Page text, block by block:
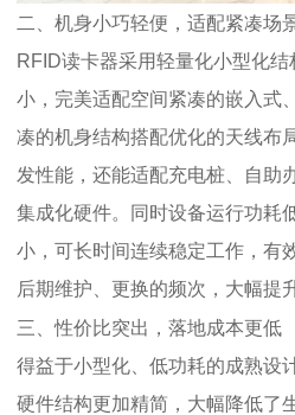
二、机身小巧轻便，适配紧凑场
RFID读卡器采用轻量化小型化
小，完美适配空间紧凑的嵌入式
凑的机身结构搭配优化的天线布
发性能，还能适配充电桩、自助
集成化硬件。同时设备运行功耗
小，可长时间连续稳定工作，有
后期维护、更换的频次，大幅提
三、性价比突出，落地成本更低
得益于小型化、低功耗的成熟设
硬件结构更加精简，大幅降低了